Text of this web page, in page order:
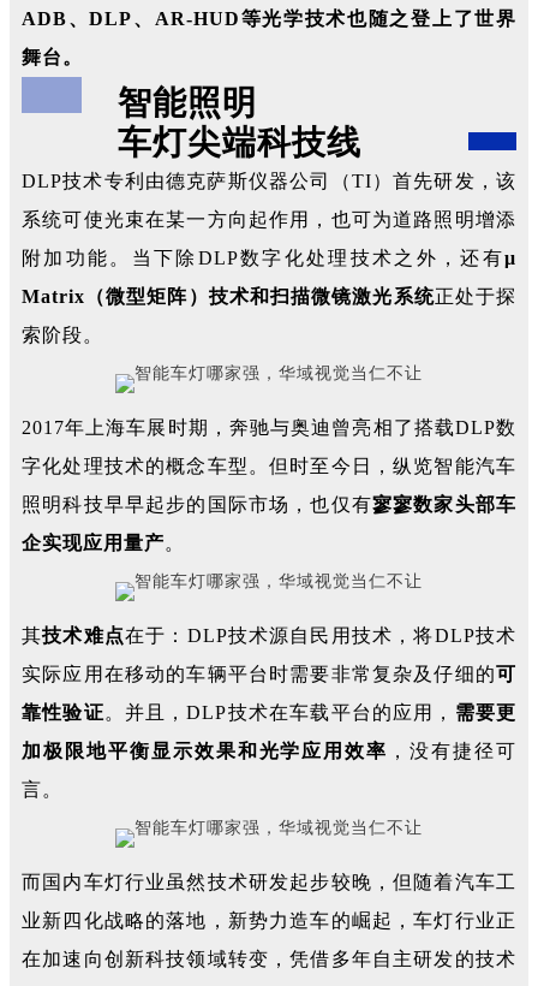
ADB、DLP、AR-HUD等光学技术也随之登上了世界
舞台。
智能照明
车灯尖端科技线
DLP技术专利由德克萨斯仪器公司（TI）首先研发，该
系统可使光束在某一方向起作用，也可为道路照明增添
附加功能。当下除DLP数字化处理技术之外，还有μ
Matrix（微型矩阵）技术和扫描微镜激光系统正处于探
索阶段。
2017年上海车展时期，奔驰与奥迪曾亮相了搭载DLP数
字化处理技术的概念车型。但时至今日，纵览智能汽车
照明科技早早起步的国际市场，也仅有寥寥数家头部车
企实现应用量产。
其技术难点在于：DLP技术源自民用技术，将DLP技术
实际应用在移动的车辆平台时需要非常复杂及仔细的可
靠性验证。 并且，DLP技术在车载平台的应用， 需要更
加极限地平衡显示效果和光学应用效率 ，没有捷径可
言。
而国内车灯行业虽然技术研发起步较晚，但随着汽车工
业新四化战略的落地，新势力造车的崛起，车灯行业正
在加速向创新科技领域转变，凭借多年自主研发的技术